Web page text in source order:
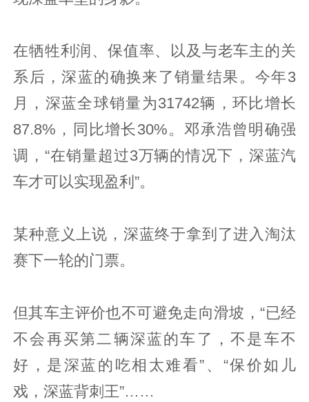
在牺牲利润、保值率、以及与老车主的关
系后，深蓝的确换来了销量结果。今年3
月，深蓝全球销量为31742辆，环比增长
87.8%，同比增长30%。邓承浩曾明确强
调，“在销量超过3万辆的情况下，深蓝汽
车才可以实现盈利”。
某种意义上说，深蓝终于拿到了进入淘汰
赛下一轮的门票。
但其车主评价也不可避免走向滑坡，“已经
不会再买第二辆深蓝的车了，不是车不
好，是深蓝的吃相太难看”、“保价如儿
戏，深蓝背刺王”……